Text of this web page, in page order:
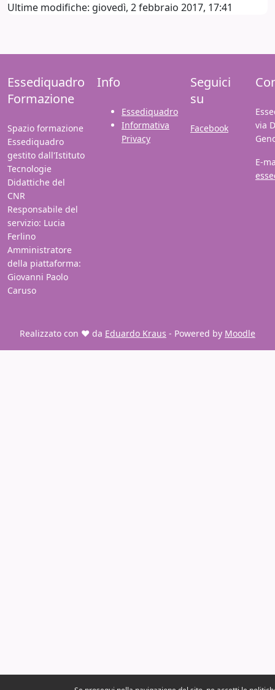
Ultime modifiche: giovedì, 2 febbraio 2017, 17:41
Essediquadro
Formazione
Spazio formazione
Essediquadro
gestito dall'Istituto
Tecnologie
Didattiche del
CNR
Responsabile del
servizio: Lucia
Ferlino
Amministratore
della piattaforma:
Giovanni Paolo
Caruso
Info
Essediquadro
Informativa
Privacy
Seguici
su
Facebook
via
E-
Realizzato con ❤️ da Eduardo Kraus - Powered by Moodle